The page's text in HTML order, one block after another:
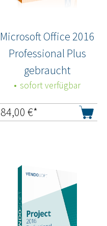
Microsoft Office 2016
Professional Plus
gebraucht
sofort verfügbar
84,00 €*